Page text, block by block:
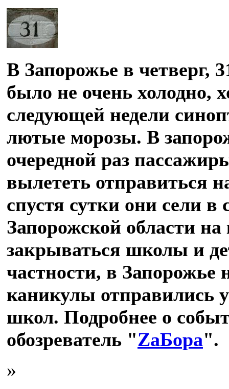
В Запорожье в четверг,
было не очень холодно,
следующей недели
лютые морозы. В
очередной раз
вылететь отправиться
спустя сутки они сели в
Запорожской области
закрываться школы и
частности, в
каникулы отправились
школ. Подробнее о
обозреватель "ZаБора".
»